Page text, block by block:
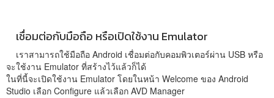
เชื่อมต่อกับมือถือ หรือเปิดใช้งาน Emulator
เราสามารถใช้มือถือ Android เชื่อมต่อกับคอมพิวเตอร์ผ่าน USB หรือ
จะใช้งาน Emulator ที่สร้างไว้แล้วก็ได้
ในที่นี้จะเปิดใช้งาน Emulator โดยในหน้า Welcome ของ Android
Studio เลือก Configure แล้วเลือก AVD Manager